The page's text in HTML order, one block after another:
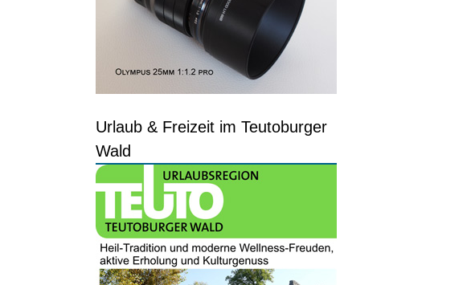
Urlaub & Freizeit im Teutoburger
Wald